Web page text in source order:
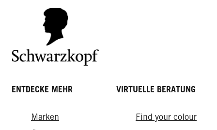
ENTDECKE MEHR
Marken
VIRTUELLE BERATUNG
Find your colour